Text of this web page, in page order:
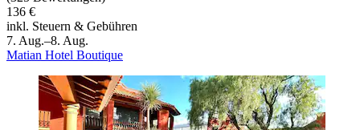
136 €
inkl. Steuern & Gebühren
7. Aug.–8. Aug.
Matian Hotel Boutique